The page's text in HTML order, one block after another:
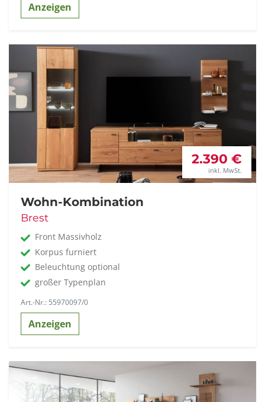
Anzeigen
2.390 €
inkl. MwSt.
Wohn-Kombination
Brest
Front Massivholz
Korpus furniert
Beleuchtung optional
großer Typenplan
Art.-Nr.: 55970097/0
Anzeigen